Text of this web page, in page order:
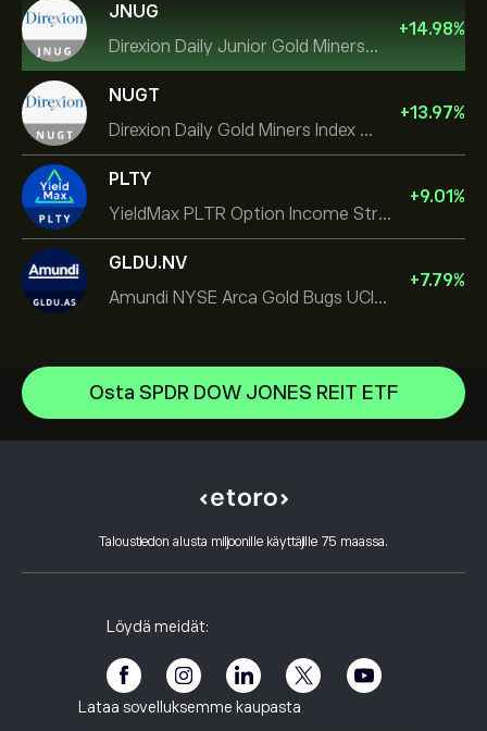
JNUG
Direxion Daily Junior Gold Miners Index Bull 2X ETF
+14.98%
NUGT
Direxion Daily Gold Miners Index Bull 2X ETF
+13.97%
PLTY
YieldMax PLTR Option Income Strategy ETF
+9.01%
GLDU.NV
Amundi NYSE Arca Gold Bugs UCITS ETF Dist
+7.79%
Osta SPDR DOW JONES REIT ETF
Taloustiedon alusta miljoonille käyttäjille 75 maassa.
Löydä meidät:
Lataa sovelluksemme kaupasta
Vanguard Morningstar Total Stock Market ETF
iShares Semiconductor ETF
Vanguard Morningstar Growth ETF
Invesco S&P 500 Equal Weight ETF
Asiakkaan haavoittuvuus
Vastuullinen kaupankäynti
Mikä on vipuvaikutus ja marginaali
Osto ja myynti selitettynä
Akatemia eToro
eToro-arvostelut
Julkaisutiedot
Riskitiedote
Käyttöehdot
Keskeistä tietoa sisältävät asiakirjat
Kumppanuusohjelma
Sijoitusvakuutus